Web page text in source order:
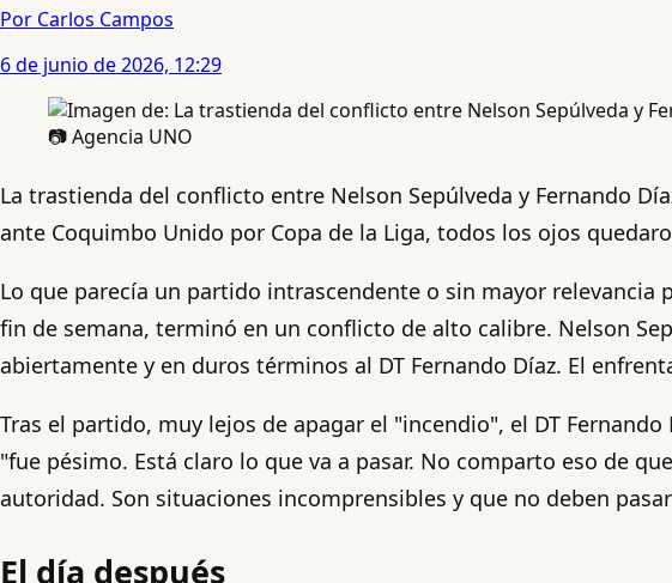
Por Carlos Campos
6 de junio de 2026, 12:29
📷 Agencia UNO
La trastienda del conflicto entre Nelson Sepúlveda y Fernando
ante Coquimbo Unido por Copa de la Liga, todos los ojos
Lo que parecía un partido intrascendente o sin mayor
fin de semana, terminó en un conflicto de alto calibre. Nelson
abiertamente y en duros términos al DT Fernando Díaz. El
Tras el partido, muy lejos de apagar el "incendio", el DT
"fue pésimo. Está claro lo que va a pasar. No comparto eso de
autoridad. Son situaciones incomprensibles y que no deben
El día después